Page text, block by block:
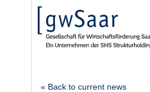
« Back to current news